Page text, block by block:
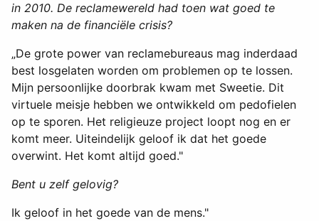
in 2010. De reclamewereld had toen wat goed te
maken na de financiële crisis?
„De grote power van reclamebureaus mag inderdaad
best losgelaten worden om problemen op te lossen.
Mijn persoonlijke doorbrak kwam met Sweetie. Dit
virtuele meisje hebben we ontwikkeld om pedofielen
op te sporen. Het religieuze project loopt nog en er
komt meer. Uiteindelijk geloof ik dat het goede
overwint. Het komt altijd goed."
Bent u zelf gelovig?
Ik geloof in het goede van de mens."